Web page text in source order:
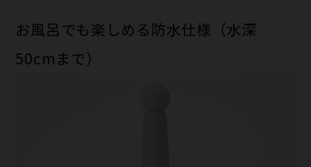
お風呂でも楽しめる防水仕様（水深
50cmまで）